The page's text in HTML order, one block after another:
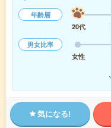
年齢層
20代
男女比率
女性
気になる!